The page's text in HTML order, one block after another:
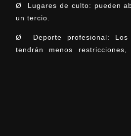
Ø Lugares de culto: pueden
un tercio.
Ø Deporte profesional: Los
tendrán menos